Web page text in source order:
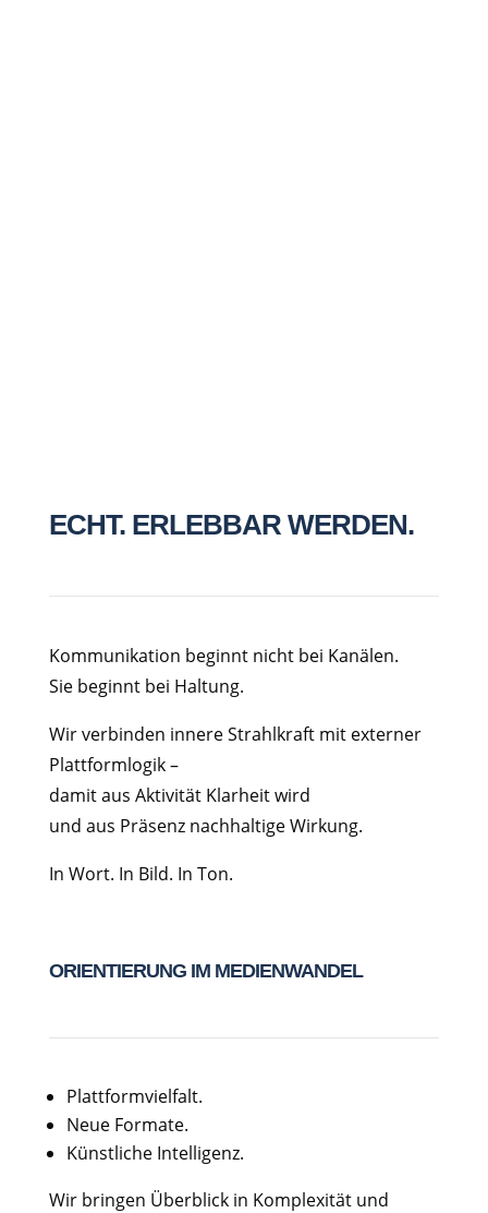
ECHT. ERLEBBAR WERDEN.
Kommunikation beginnt nicht bei Kanälen.
Sie beginnt bei Haltung.
Wir verbinden innere Strahlkraft mit externer
Plattformlogik –
damit aus Aktivität Klarheit wird
und aus Präsenz nachhaltige Wirkung.
In Wort. In Bild. In Ton.
ORIENTIERUNG IM MEDIENWANDEL
Plattformvielfalt.
Neue Formate.
Künstliche Intelligenz.
Wir bringen Überblick in Komplexität und